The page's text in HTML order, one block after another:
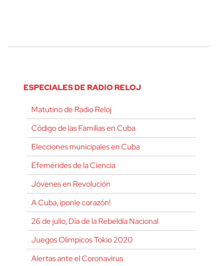
ESPECIALES DE RADIO RELOJ
Matutino de Radio Reloj
Código de las Familias en Cuba
Elecciones municipales en Cuba
Efemérides de la Ciencia
Jóvenes en Revolución
A Cuba, ¡ponle corazón!
26 de julio, Día de la Rebeldía Nacional
Juegos Olímpicos Tokio 2020
Alertas ante el Coronavirus